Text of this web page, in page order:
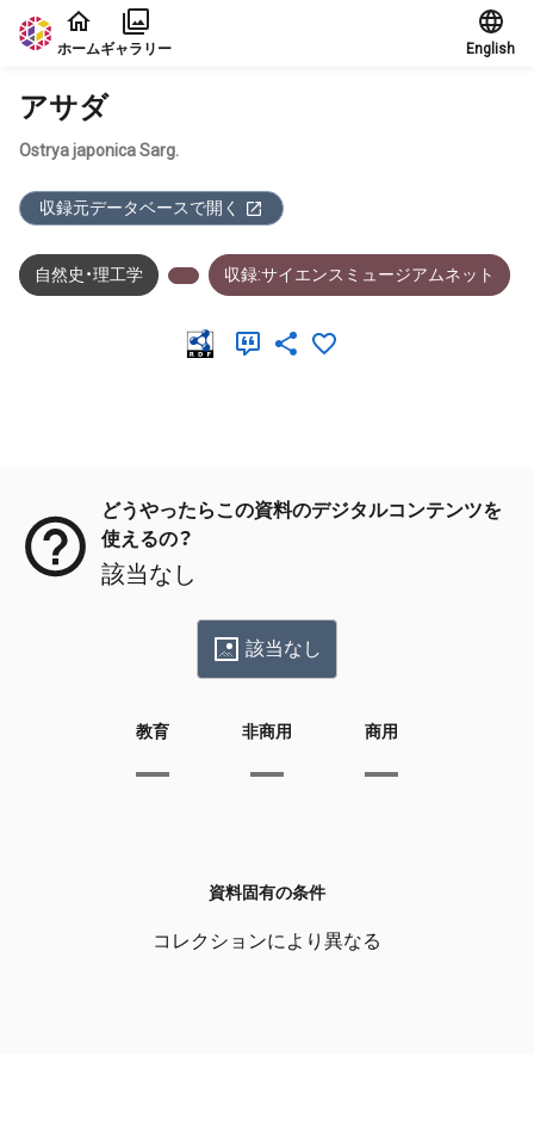
本文に飛ぶ
ホームギャラリー English
アサダ
Ostrya japonica Sarg.
収録元データベースで開く
自然史・理工学 収録:サイエンスミュージアムネット
どうやったらこの資料のデジタルコンテンツを
使えるの？
該当なし
該当なし
教育 非商用 商用
資料固有の条件
コレクションにより異なる